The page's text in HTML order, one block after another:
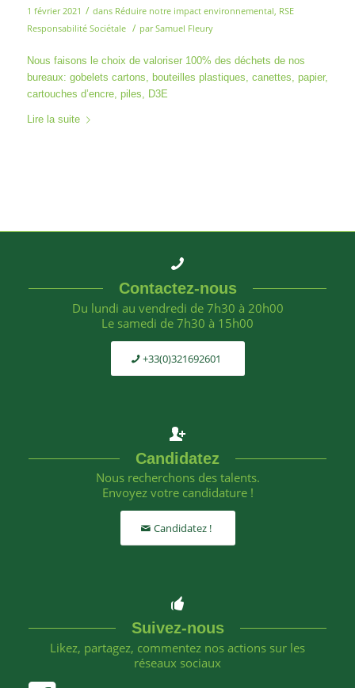
1 février 2021 / dans Réduire notre impact environnemental, RSE
Responsabilité Sociétale
/ parSamuel Fleury
Nous faisons le choix de valoriser 100% des déchets de nos
bureaux: gobelets cartons, bouteilles plastiques, canettes, papier,
cartouches d’encre, piles, D3E
Lire la suite
Contactez-nous
Du lundi au vendredi de 7h30 à 20h00
Le samedi de 7h30 à 15h00
+33(0)321692601
Candidatez
Nous recherchons des talents.
Envoyez votre candidature !
Candidatez !
Suivez-nous
Likez, partagez, commentez nos actions sur les
réseaux sociaux